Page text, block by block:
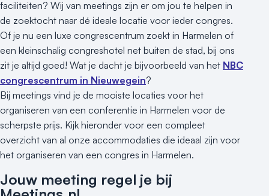
Hotel
Hybride events
Industriële locatie
Kasteel en landgoed
Kleine / intieme locatie
Locaties aan zee
Museum
Theater
Varende locatie
faciliteiten? Wij van meetings zijn er om jou te helpen in
de zoektocht naar dé ideale locatie voor ieder congres.
Of je nu een luxe congrescentrum zoekt in Harmelen of
een kleinschalig congreshotel net buiten de stad, bij ons
zit je altijd goed! Wat je dacht je bijvoorbeeld van het NBC
congrescentrum in Nieuwegein?
Bij meetings vind je de mooiste locaties voor het
organiseren van een conferentie in Harmelen voor de
scherpste prijs. Kijk hieronder voor een compleet
overzicht van al onze accommodaties die ideaal zijn voor
het organiseren van een congres in Harmelen.
Jouw meeting regel je bij